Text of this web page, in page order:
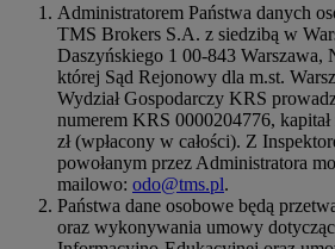
Administratorem Państwa danych
TMS Brokers S.A. z siedzibą w
Daszyńskiego 1 00-843 Warszawa,
której Sąd Rejonowy dla m.st.
Wydział Gospodarczy KRS
numerem KRS 0000204776,
zł (wpłacony w całości). Z
powołanym przez Administratora
mailowo: odo@tms.pl.
Państwa dane osobowe będą
oraz wykonywania umowy